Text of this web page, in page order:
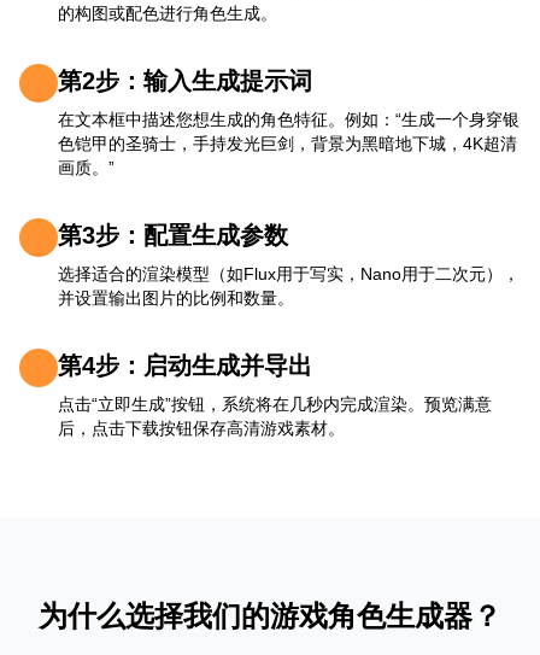
的构图或配色进行角色生成。
第2步：输入生成提示词
在文本框中描述您想生成的角色特征。例如：“生成一个身穿银
色铠甲的圣骑士，手持发光巨剑，背景为黑暗地下城，4K超清
画质。”
第3步：配置生成参数
选择适合的渲染模型（如Flux用于写实，Nano用于二次元），
并设置输出图片的比例和数量。
第4步：启动生成并导出
点击“立即生成”按钮，系统将在几秒内完成渲染。预览满意
后，点击下载按钮保存高清游戏素材。
为什么选择我们的游戏角色生成器？